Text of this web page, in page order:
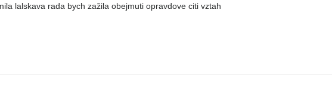
lalskava rada bych zažila obejmuti opravdove citi vztah